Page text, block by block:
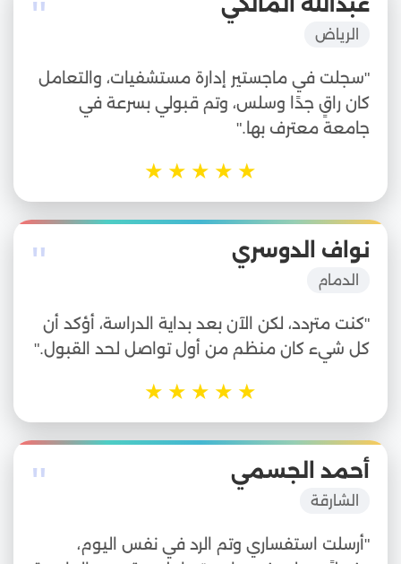
" عبدالله المالكي
الرياض
"سجلت في ماجستير إدارة مستشفيات، والتعامل
كان راقٍ جدًا وسلس، وتم قبولي بسرعة في
جامعة معترف بها."
★
★
★
★
★
" نواف الدوسري
الدمام
"كنت متردد، لكن الآن بعد بداية الدراسة، أؤكد أن
كل شيء كان منظم من أول تواصل لحد القبول."
★
★
★
★
★
" أحمد الجسمي
الشارقة
"أرسلت استفساري وتم الرد في نفس اليوم،